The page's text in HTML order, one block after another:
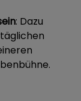
: Dazu